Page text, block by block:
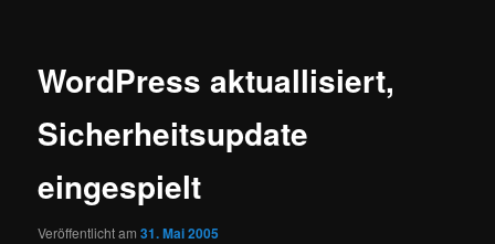
WordPress aktuallisiert,
Sicherheitsupdate
eingespielt
Veröffentlicht am31. Mai 2005